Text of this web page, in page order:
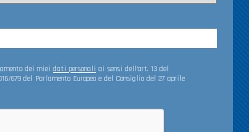
dei miei dati personali ai sensi dell’art. 13 del
679 del Parlamento Europeo e del Consiglio del 27 aprile